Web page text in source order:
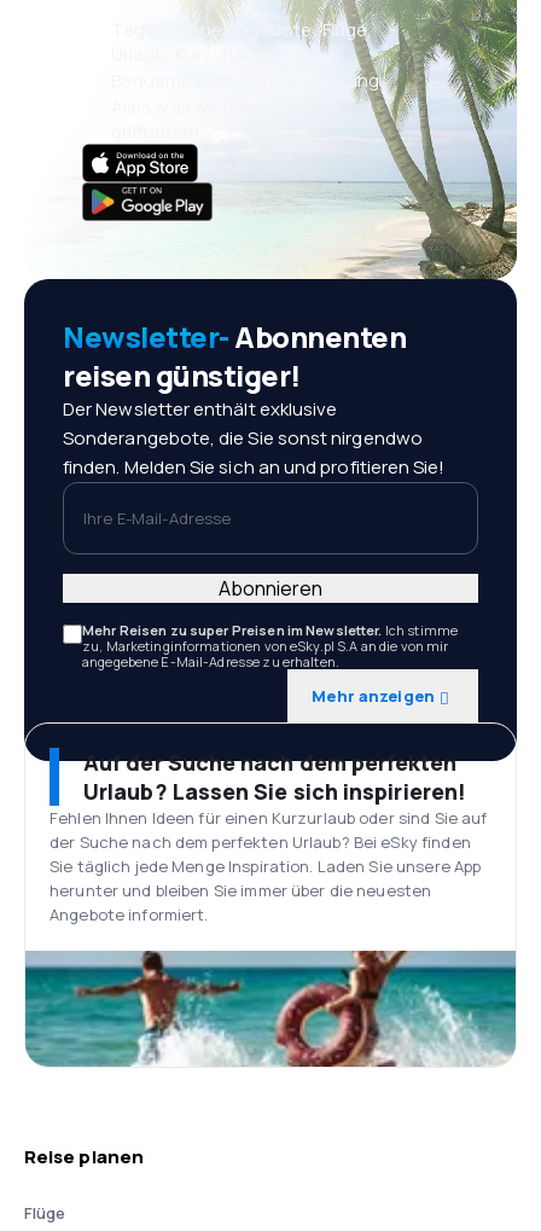
Täglich neue Angebote: Flüge,
Bequeme Buchungsverwaltung
Newsletter-Abonnenten
reisen günstiger!
Der Newsletter enthält exklusive
Sonderangebote, die Sie sonst nirgendwo
finden. Melden Sie sich an und profitieren Sie!
Ihre E-Mail-Adresse
Mehr Reisen zu super Preisen im Newsletter. Ich stimme
zu, Marketinginformationen von eSky.pl S.A an die von mir
angegebene E-Mail-Adresse zu erhalten.
Mehr anzeigen
Abonnieren
Auf der Suche nach dem perfekten
Urlaub? Lassen Sie sich inspirieren!
Fehlen Ihnen Ideen für einen Kurzurlaub oder sind Sie auf
der Suche nach dem perfekten Urlaub? Bei eSky finden
Sie täglich jede Menge Inspiration. Laden Sie unsere App
herunter und bleiben Sie immer über die neuesten
Angebote informiert.
Reise planen
Flüge